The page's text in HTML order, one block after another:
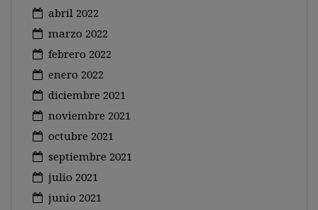
abril 2022
marzo 2022
febrero 2022
enero 2022
diciembre 2021
noviembre 2021
octubre 2021
septiembre 2021
julio 2021
junio 2021